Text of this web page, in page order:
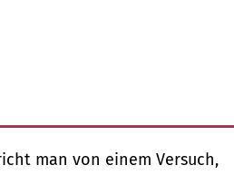
man von einem Versuch,